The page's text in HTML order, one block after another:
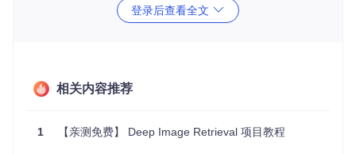
在推理阶段应用了多种后处理技术，包括：
数据库侧的特征增广，进一步提升检索效率
登录后查看全文
相关内容推荐
1 【亲测免费】 Deep Image Retrieval 项目教程